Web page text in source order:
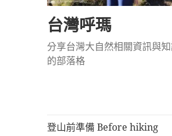
台灣呼瑪
分享台灣大自然相關資訊與
的部落格
登山前準備 Before hiking